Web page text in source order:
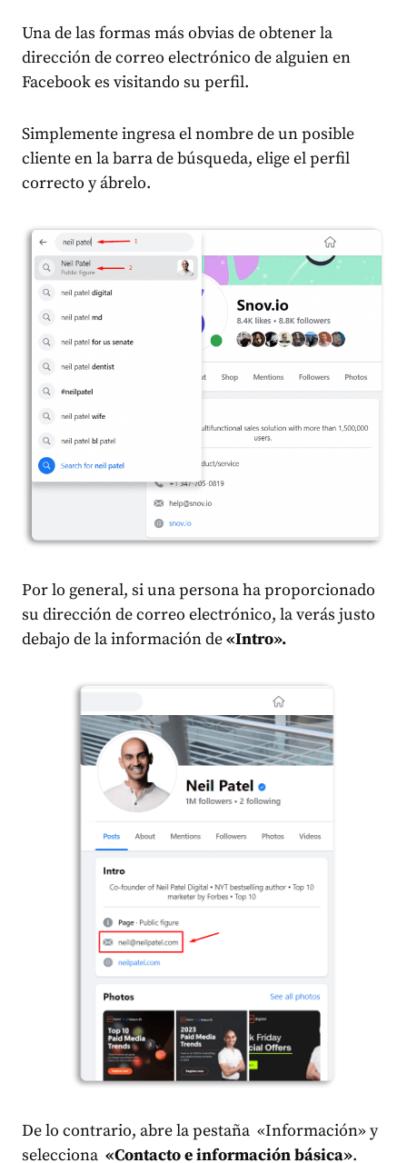
Una de las formas más obvias de obtener la
dirección de correo electrónico de alguien en
Facebook es visitando su perfil.
Simplemente ingresa el nombre de un posible
cliente en la barra de búsqueda, elige el perfil
correcto y ábrelo.
Por lo general, si una persona ha proporcionado
su dirección de correo electrónico, la verás justo
debajo de la información de«Intro».
De lo contrario, abre la pestaña «Información» y
selecciona «Contacto e información básica».